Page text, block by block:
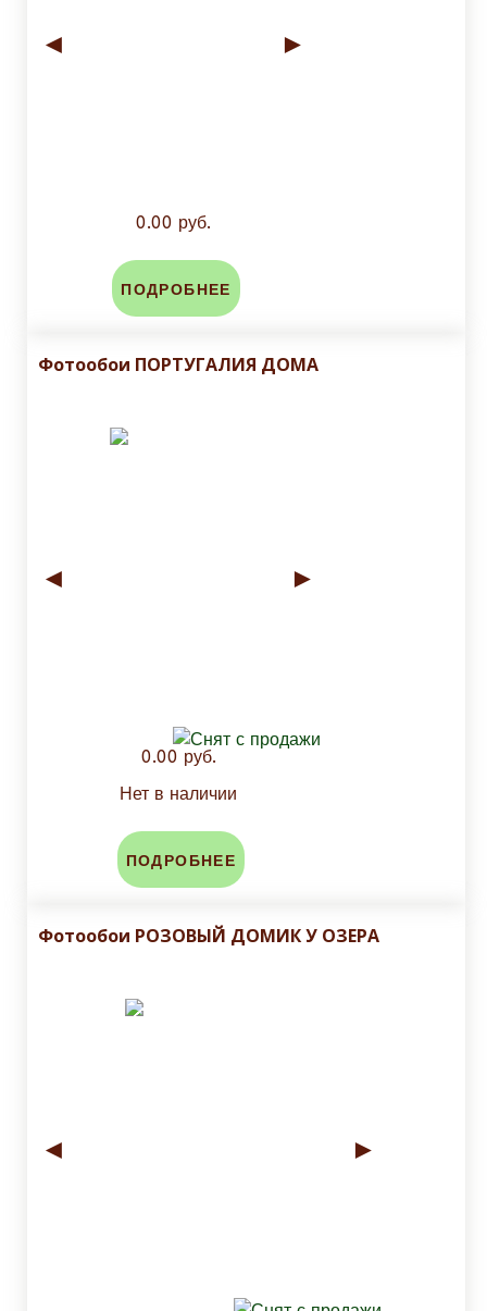
◄ ►
0.00 руб.
ПОДРОБНЕЕ
Фотообои ПОРТУГАЛИЯ ДОМА
◄ ►
0.00 руб.
Нет в наличии
ПОДРОБНЕЕ
Фотообои РОЗОВЫЙ ДОМИК У ОЗЕРА
◄ ►